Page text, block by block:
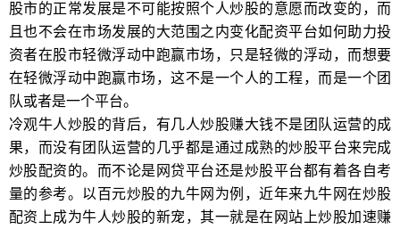
股市的正常发展是不可能按照个人炒股的意愿而改变的，而
且也不会在市场发展的大范围之内变化配资平台如何助力投
资者在股市轻微浮动中跑赢市场，只是轻微的浮动，而想要
在轻微浮动中跑赢市场，这不是一个人的工程，而是一个团
队或者是一个平台。
冷观牛人炒股的背后，有几人炒股赚大钱不是团队运营的成
果，而没有团队运营的几乎都是通过成熟的炒股平台来完成
炒股配资的。而不论是网贷平台还是炒股平台都有着各自考
量的参考。以百元炒股的九牛网为例，近年来九牛网在炒股
配资上成为牛人炒股的新宠，其一就是在网站上炒股加速赚